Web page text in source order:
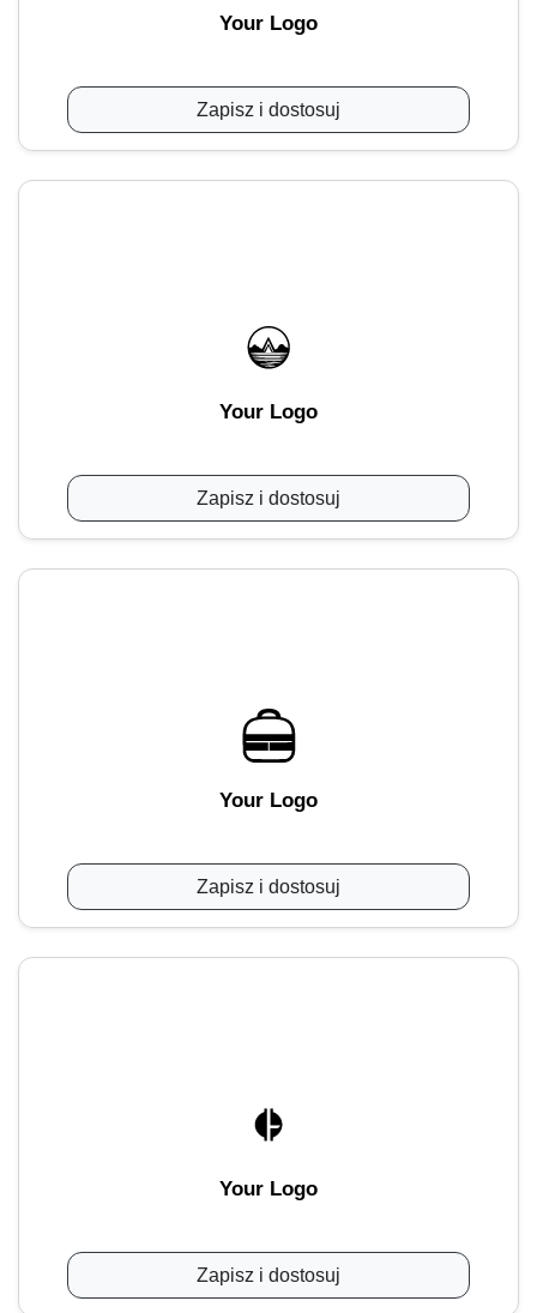
Your Logo
Zapisz i dostosuj
Your Logo
Zapisz i dostosuj
Your Logo
Zapisz i dostosuj
Your Logo
Zapisz i dostosuj